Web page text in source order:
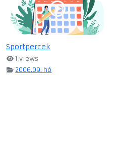
Sportpercek
1 views
2006.09. hó